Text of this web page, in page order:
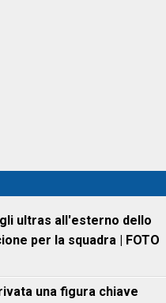
ultras all'esterno dello
per la squadra | FOTO
una figura chiave